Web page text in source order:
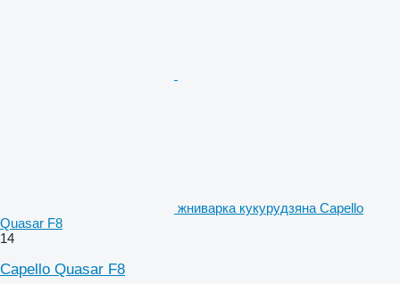
жниварка кукурудзяна Capello
Quasar F8
14
Capello Quasar F8